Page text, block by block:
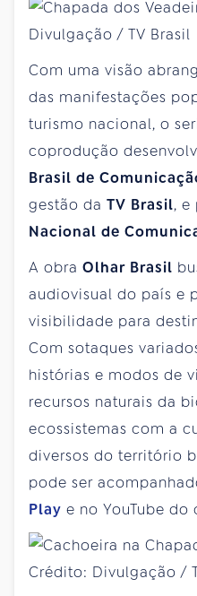
Com uma visão
das manifestações
turismo nacional, o
coprodução
Brasil de
gestão da TV Brasil, e
Nacional de
A obra Olhar Brasil
audiovisual do país e
visibilidade para
Com sotaques
histórias e modos de
recursos naturais da
ecossistemas com a
diversos do território
pode ser
Play e no YouTube do